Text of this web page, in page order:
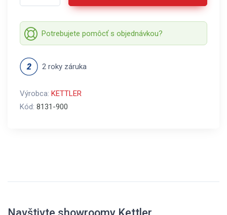
Potrebujete pomôcť s objednávkou?
2 roky záruka
Výrobca: KETTLER
Kód: 8131-900